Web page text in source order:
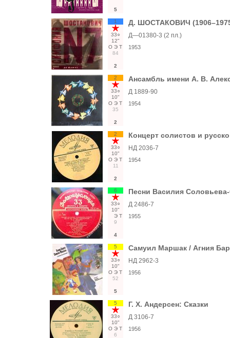
5
1
33○
12"
О Э Т
84
2
Д. ШОСТАКОВИЧ
Д—01380-3 (2 пл.)
1953
2
33○
10"
О Э Т
35
2
Ансамбль имени А. В.
Д 1889-90
1954
2
33○
10"
О Э Т
11
2
Концерт солистов и
НД 2036-7
1954
6
33○
10"
Э Т
9
4
Песни Василия
Д 2486-7
1955
5
33○
10"
О Э Т
52
5
Самуил Маршак / Агния
НД 2962-3
1956
5
33○
10"
О Э Т
6
Г. Х. Андерсен: Сказки
Д 3106-7
1956